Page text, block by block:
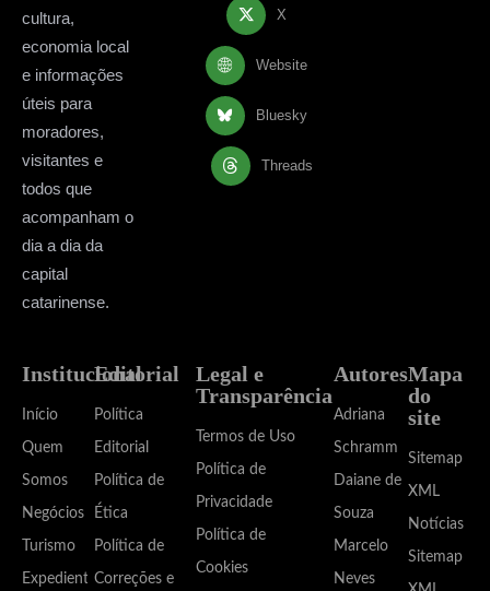
cultura,
economia local
e informações
úteis para
moradores,
visitantes e
todos que
acompanham o
dia a dia da
capital
catarinense.
X
Website
Bluesky
Threads
Institucional
Início
Quem
Somos
Negócios
Turismo
Expediente
Editorial
Política
Editorial
Política de
Ética
Política de
Correções e
Legal e
Transparência
Termos de Uso
Política de
Privacidade
Política de
Cookies
Autores
Adriana
Schramm
Daiane de
Souza
Marcelo
Neves
Mapa
do
site
Sitemap
XML
Notícias
Sitemap